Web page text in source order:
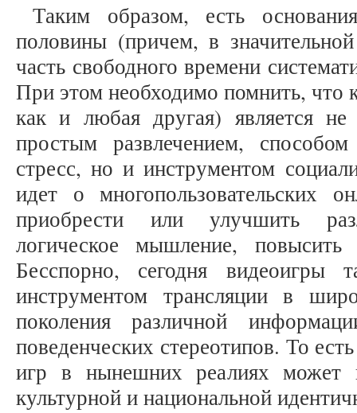
Таким образом, есть
половины (причем, в
часть свободного времени
При этом необходимо помнить, что
как и любая другая) является
простым развлечением,
стресс, но и инструментом
идет о многопользовательских
приобрести или улучшить
логическое мышление,
Бесспорно, сегодня видеоигры
инструментом трансляции в
поколения различной
поведенческих стереотипов. То
игр в нынешних реалиях может
культурной и национальной